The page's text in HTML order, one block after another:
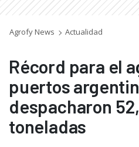
Agrofy News Actualidad
Récord para el
puertos
despacharon
toneladas